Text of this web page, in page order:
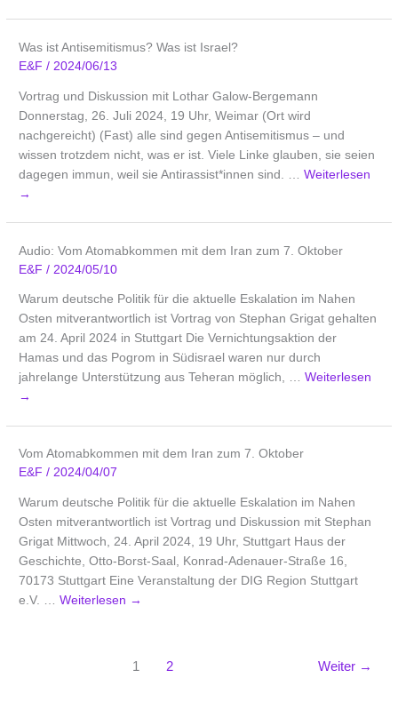
Was ist Antisemitismus? Was ist Israel?
E&F/ 2024/06/13
Vortrag und Diskussion mit Lothar Galow-Bergemann
Donnerstag, 26. Juli 2024, 19 Uhr, Weimar (Ort wird
nachgereicht) (Fast) alle sind gegen Antisemitismus – und
wissen trotzdem nicht, was er ist. Viele Linke glauben, sie seien
dagegen immun, weil sie Antirassist*innen sind. …Weiterlesen
→
Audio: Vom Atomabkommen mit dem Iran zum 7. Oktober
E&F/ 2024/05/10
Warum deutsche Politik für die aktuelle Eskalation im Nahen
Osten mitverantwortlich ist Vortrag von Stephan Grigat gehalten
am 24. April 2024 in Stuttgart Die Vernichtungsaktion der
Hamas und das Pogrom in Südisrael waren nur durch
jahrelange Unterstützung aus Teheran möglich, …Weiterlesen
→
Vom Atomabkommen mit dem Iran zum 7. Oktober
E&F/2024/04/07
Warum deutsche Politik für die aktuelle Eskalation im Nahen
Osten mitverantwortlich ist Vortrag und Diskussion mit Stephan
Grigat Mittwoch, 24. April 2024, 19 Uhr, Stuttgart Haus der
Geschichte, Otto-Borst-Saal, Konrad-Adenauer-Straße 16,
70173 Stuttgart Eine Veranstaltung der DIG Region Stuttgart
e.V. …Weiterlesen →
1 2 Weiter →